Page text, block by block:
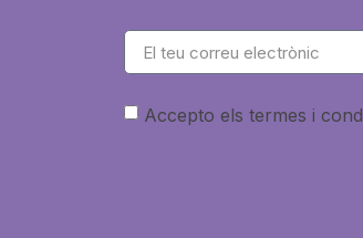
Accepto els termes i